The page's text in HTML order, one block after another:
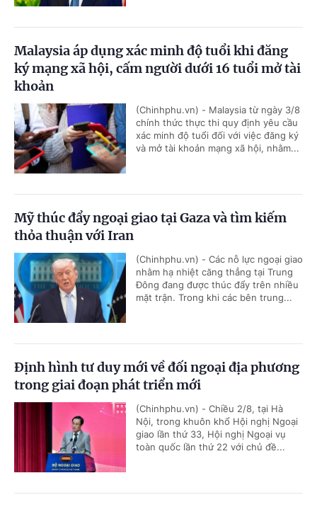
Malaysia áp dụng xác minh độ tuổi khi đăng
ký mạng xã hội, cấm người dưới 16 tuổi mở tài
khoản
(Chinhphu.vn) - Malaysia từ ngày 3/8
chính thức thực thi quy định yêu cầu
xác minh độ tuổi đối với việc đăng ký
và mở tài khoản mạng xã hội, nhằm...
Mỹ thúc đẩy ngoại giao tại Gaza và tìm kiếm
thỏa thuận với Iran
(Chinhphu.vn) - Các nỗ lực ngoại giao
nhằm hạ nhiệt căng thẳng tại Trung
Đông đang được thúc đẩy trên nhiều
mặt trận. Trong khi các bên trung...
Định hình tư duy mới về đối ngoại địa phương
trong giai đoạn phát triển mới
(Chinhphu.vn) - Chiều 2/8, tại Hà
Nội, trong khuôn khổ Hội nghị Ngoại
giao lần thứ 33, Hội nghị Ngoại vụ
toàn quốc lần thứ 22 với chủ đề...